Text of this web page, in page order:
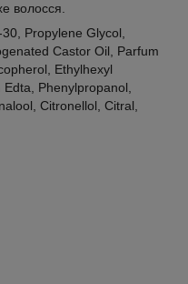
волосся.
Propylene Glycol,
Castor Oil, Parfum
Ethylhexyl
Phenylpropanol,
Citronellol, Citral,